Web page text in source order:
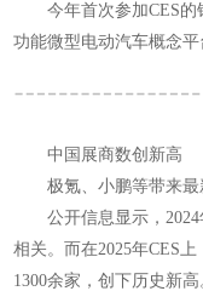
今年首次参加CES的铃
功能微型电动汽车概念
中国展商数创新高
极氪、小鹏等带来最
公开信息显示，2024
相关。而在2025年CES
1300余家，创下历史新高